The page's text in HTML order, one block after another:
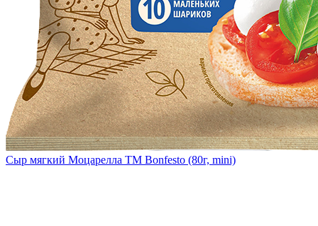
Сыр мягкий Моцарелла TM Bonfesto (80г, mini)